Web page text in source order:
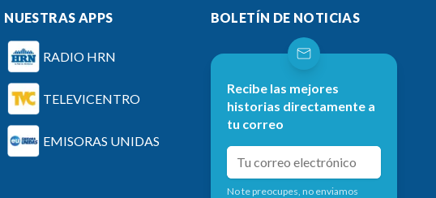
NUESTRAS APPS
RADIO HRN
TELEVICENTRO
EMISORAS UNIDAS
BOLETÍN DE NOTICIAS
Recibe las mejores
historias directamente a
tu correo
No te preocupes, no enviamos